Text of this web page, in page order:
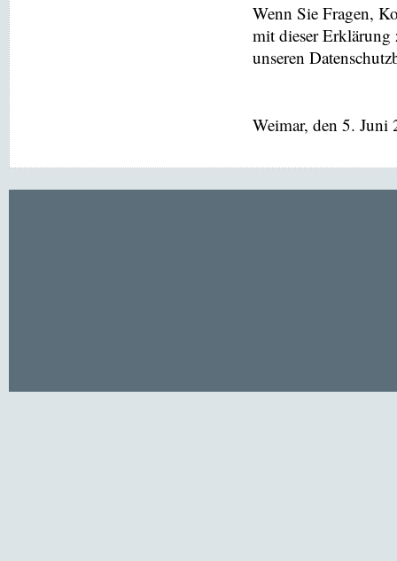
Wenn Sie Fragen,
mit dieser Erklärung
unseren
Weimar, den 5. Juni